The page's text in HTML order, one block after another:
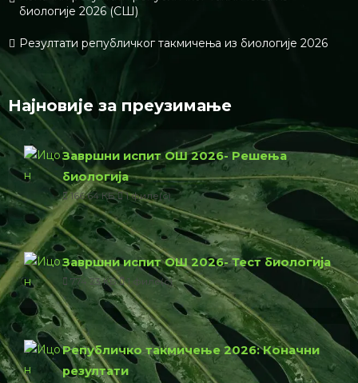
биологије 2026 (СШ)
Резултати републичког такмичења из биологије 2026
Најновије за преузимање
Завршни испит ОШ 2026- Решења
биологија
166.64 КБ 1 филе(с)
Завршни испит ОШ 2026- Тест биологија
774.23 КБ 1 филе(с)
Републичко такмичење 2026: Коначни
резултати